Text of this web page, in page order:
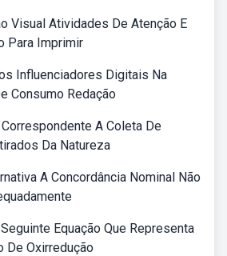
Visual Atividades De Atenção E
Para Imprimir
Influenciadores Digitais Na
Consumo Redação
A Coleta De
Da Natureza
A Concordância Nominal Não
Equação Que Representa
De Oxirredução